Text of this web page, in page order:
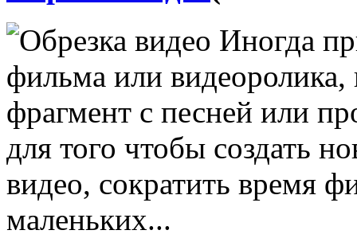
Иногда
фильма или
фрагмент с песней или
для того чтобы создать
видео, сократить время
маленьких...